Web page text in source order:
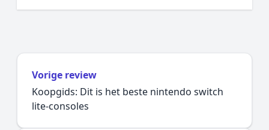
Vorige review
Koopgids: Dit is het beste nintendo switch
lite-consoles